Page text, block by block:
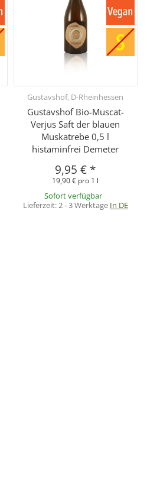
Gustavshof, D-Rheinhessen
Gustavshof Bio-Muscat-
Verjus Saft der blauen
Muskatrebe 0,5 l
histaminfrei Demeter
9,95 € *
19,90 € pro 1 l
Sofort verfügbar
Lieferzeit:2 - 3 Werktage In DE